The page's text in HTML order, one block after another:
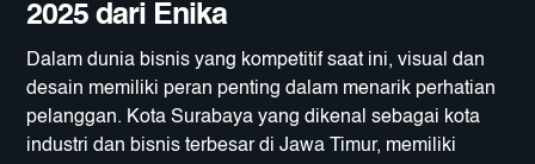
2025 dari Enika
Dalam dunia bisnis yang kompetitif saat ini, visual dan
desain memiliki peran penting dalam menarik perhatian
pelanggan. Kota Surabaya yang dikenal sebagai kota
industri dan bisnis terbesar di Jawa Timur, memiliki